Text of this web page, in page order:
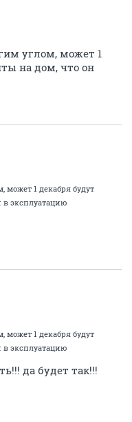
углом, может 1
на дом, что он
может 1 декабря будут
в эксплуатацию
может 1 декабря будут
в эксплуатацию
да будет так!!!